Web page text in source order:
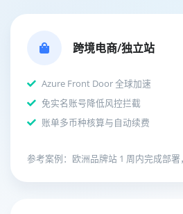
跨境电商/独立站
Azure Front Door 全球加速
免实名账号降低风控拦截
账单多币种核算与自动续费
参考案例：欧洲品牌站 1 周内完成部署